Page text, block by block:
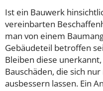
Ist ein Bauwerk
vereinbarten
man von einem
Gebäudeteil betroffen
Bleiben diese
Bauschäden, die sich
ausbessern lassen. Ein